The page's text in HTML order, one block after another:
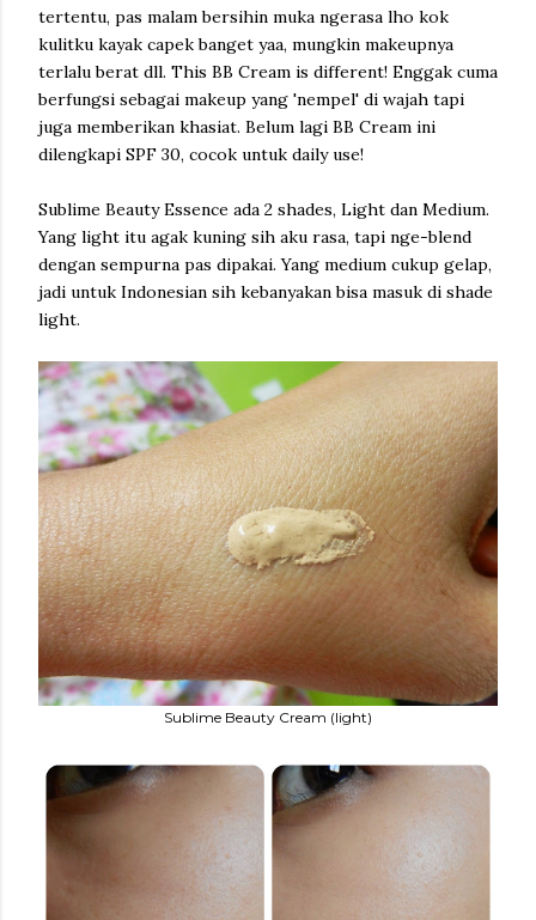
tertentu, pas malam bersihin muka ngerasa lho kok
kulitku kayak capek banget yaa, mungkin makeupnya
terlalu berat dll. This BB Cream is different! Enggak cuma
berfungsi sebagai makeup yang 'nempel' di wajah tapi
juga memberikan khasiat. Belum lagi BB Cream ini
dilengkapi SPF 30, cocok untuk daily use!
Sublime Beauty Essence ada 2 shades, Light dan Medium.
Yang light itu agak kuning sih aku rasa, tapi nge-blend
dengan sempurna pas dipakai. Yang medium cukup gelap,
jadi untuk Indonesian sih kebanyakan bisa masuk di shade
light.
Sublime Beauty Cream (light)